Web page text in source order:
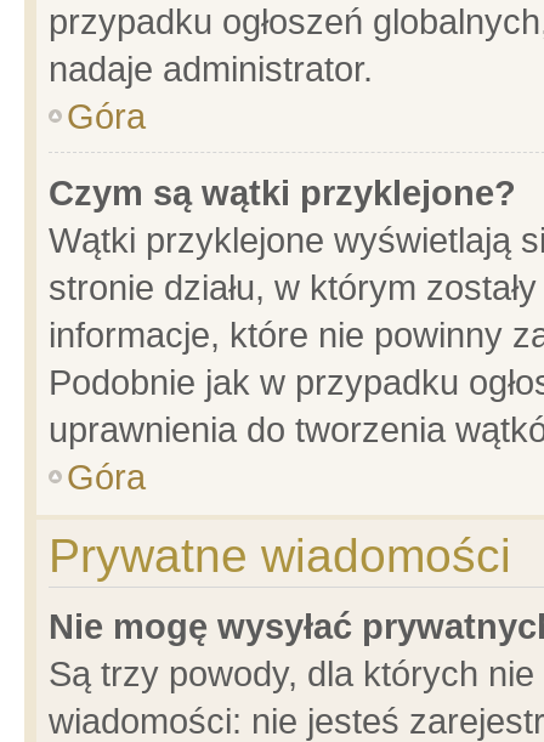
przypadku ogłoszeń
nadaje administrator.
Góra
Czym są wątki przyklejone?
Wątki przyklejone wyświetlają
stronie działu, w którym
informacje, które nie powinny
Podobnie jak w przypadku
uprawnienia do tworzenia
Góra
Prywatne wiadomości
Nie mogę wysyłać
Są trzy powody, dla których
wiadomości: nie jesteś